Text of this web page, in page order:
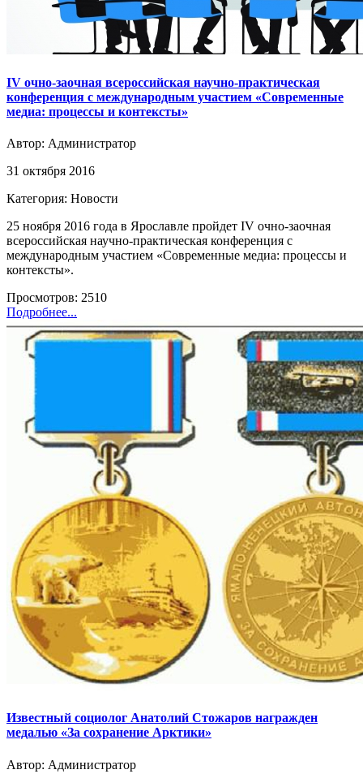
IV очно-заочная всероссийская научно-практическая
конференция с международным участием «Современные
медиа: процессы и контексты»
Автор: Администратор
31 октября 2016
Категория: Новости
25 ноября 2016 года в Ярославле пройдет IV очно-заочная
всероссийская научно-практическая конференция с
международным участием «Современные медиа: процессы и
контексты».
Просмотров: 2510
Подробнее...
Известный социолог Анатолий Стожаров награжден
медалью «За сохранение Арктики»
Автор: Администратор